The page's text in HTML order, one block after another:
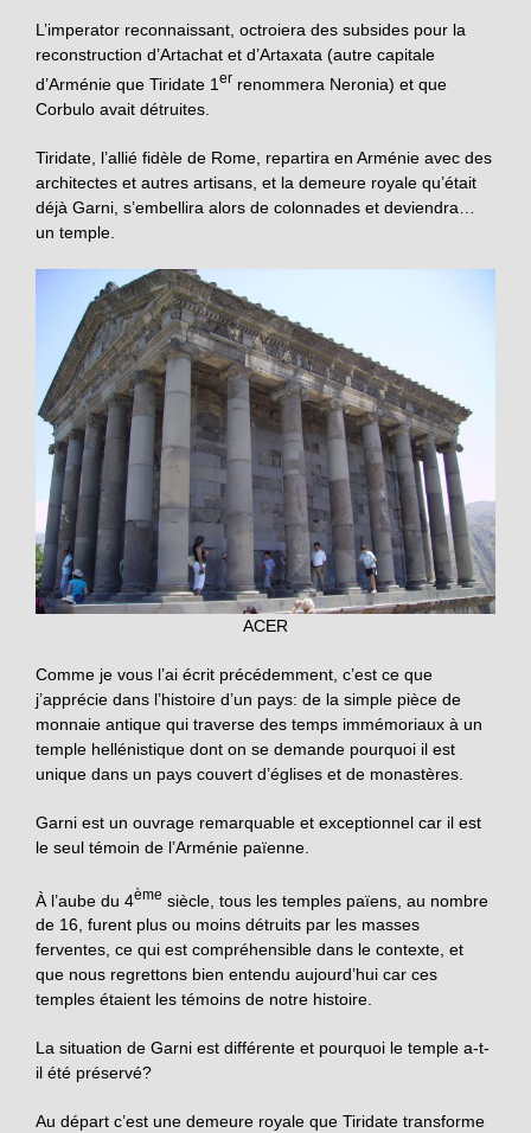
L’imperator reconnaissant, octroiera des subsides pour la
reconstruction d’Artachat et d’Artaxata (autre capitale
d’Arménie que Tiridate 1 er renommera Neronia) et que
Corbulo avait détruites.
Tiridate, l’allié fidèle de Rome, repartira en Arménie avec des
architectes et autres artisans, et la demeure royale qu’était
déjà Garni, s’embellira alors de colonnades et deviendra…
un temple.
ACER
Comme je vous l’ai écrit précédemment, c’est ce que
j’apprécie dans l’histoire d’un pays: de la simple pièce de
monnaie antique qui traverse des temps immémoriaux à un
temple hellénistique dont on se demande pourquoi il est
unique dans un pays couvert d’églises et de monastères.
Garni est un ouvrage remarquable et exceptionnel car il est
le seul témoin de l’Arménie païenne.
À l’aube du 4ème siècle, tous les temples païens, au nombre
de 16, furent plus ou moins détruits par les masses
ferventes, ce qui est compréhensible dans le contexte, et
que nous regrettons bien entendu aujourd’hui car ces
temples étaient les témoins de notre histoire.
La situation de Garni est différente et pourquoi le temple a-t-
il été préservé?
Au départ c’est une demeure royale que Tiridate transforme